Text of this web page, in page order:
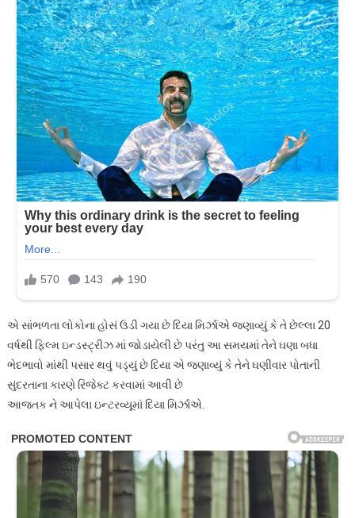
એ સાંભળતા લોકોના હોસં ઉડી ગયા છે દિયા મિર્ઝાએ જણાવ્યું કે તે છેલ્લા 20
વર્ષથી ફિલ્મ ઇન્ડસ્ટ્રીઝ માં જોડાયેલી છે પરંતુ આ સમયમાં તેને ઘણા બધા
ભેદભાવો માંથી પસાર થવું પડ્યું છે દિયા એ જણાવ્યું કે તેને ઘણીવાર પોતાની
સુંદરતાના કારણે રિજેક્ટ કરવામાં આવી છે
આજતક ને આપેલા ઇન્ટરવ્યૂમાં દિયા મિર્ઝાએ.